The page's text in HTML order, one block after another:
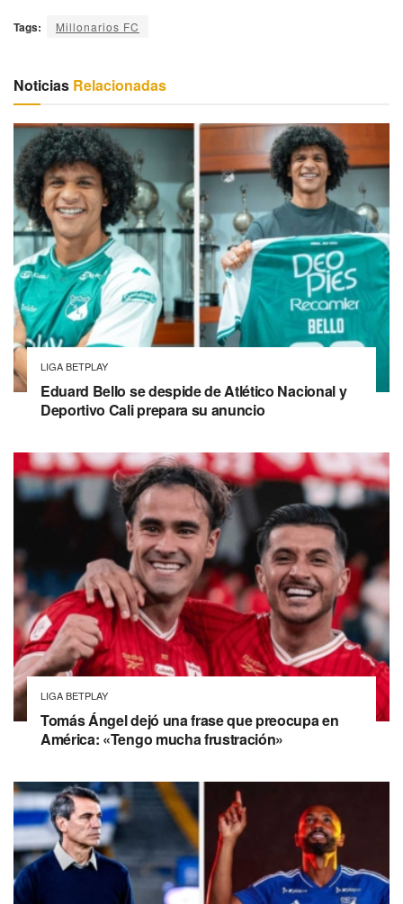
Tags: Millonarios FC
Noticias Relacionadas
LIGA BETPLAY
Eduard Bello se despide de Atlético Nacional y
Deportivo Cali prepara su anuncio
LIGA BETPLAY
Tomás Ángel dejó una frase que preocupa en
América: «Tengo mucha frustración»